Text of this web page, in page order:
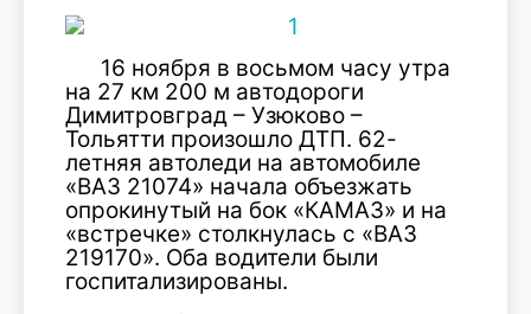
16 ноября в восьмом часу утра
на 27 км 200 м автодороги
Димитровград – Узюково –
Тольятти произошло ДТП. 62-
летняя автоледи на автомобиле
«ВАЗ 21074» начала объезжать
опрокинутый на бок «КАМАЗ» и на
«встречке» столкнулась с «ВАЗ
219170». Оба водители были
госпитализированы.